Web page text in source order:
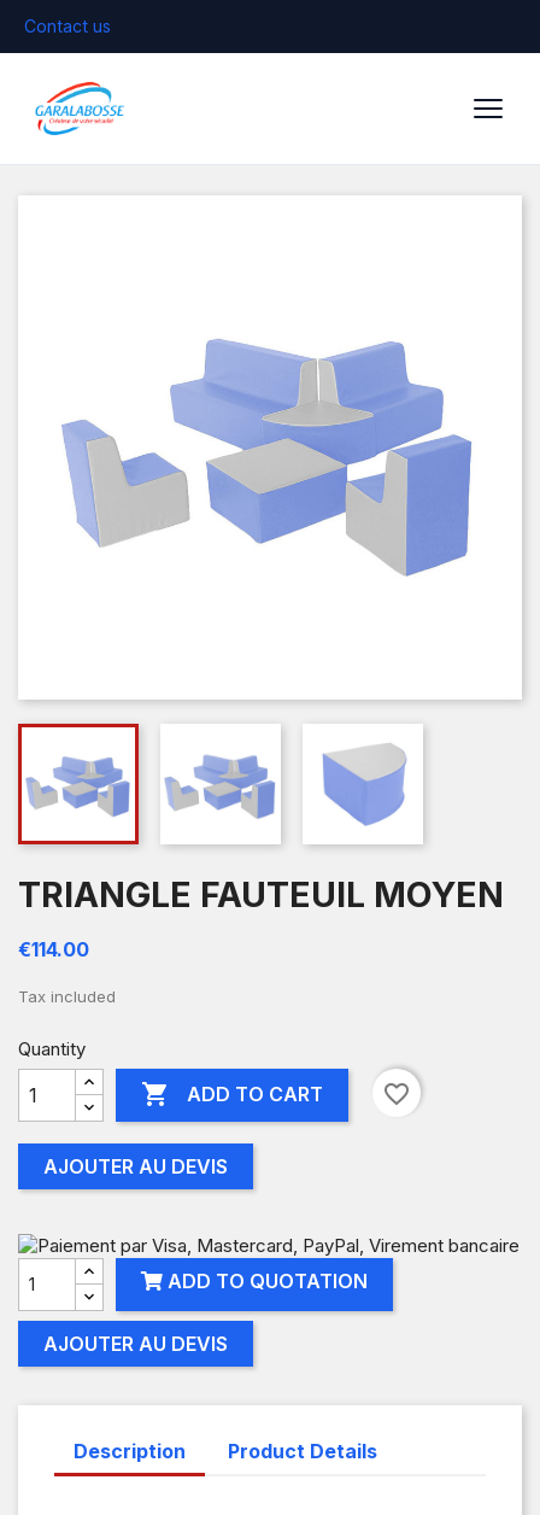
Contact us
TRIANGLE FAUTEUIL MOYEN
€114.00
Tax included
Quantity
 ADD TO CART favorite_border
AJOUTER AU DEVIS
ADD TO QUOTATION
AJOUTER AU DEVIS
Description Product Details